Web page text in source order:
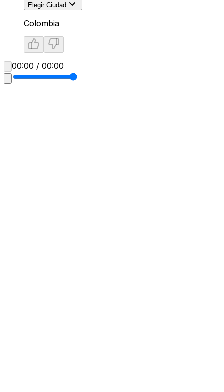
Elegir Ciudad
Colombia
00:00 / 00:00